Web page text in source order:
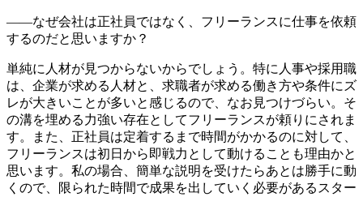
――なぜ会社は正社員ではなく、フリーランスに仕事を依頼
するのだと思いますか？
単純に人材が見つからないからでしょう。特に人事や採用職
は、企業が求める人材と、求職者が求める働き方や条件にズ
レが大きいことが多いと感じるので、なお見つけづらい。そ
の溝を埋める力強い存在としてフリーランスが頼りにされま
す。また、正社員は定着するまで時間がかかるのに対して、
フリーランスは初日から即戦力として動けることも理由かと
思います。 私の場合、簡単な説明を受けたらあとは勝手に動
くので、限られた時間で成果を出していく必要があるスター